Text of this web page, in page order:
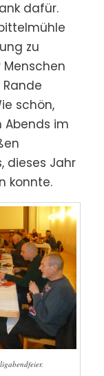
dafür.
zu
schön,
Abends im
dieses Jahr
konnte.